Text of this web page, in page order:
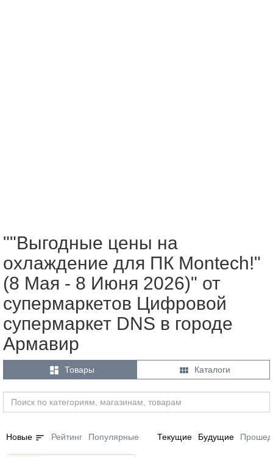
""Выгодные цены на
охлаждение для ПК Montech!"
(8 Мая - 8 Июня 2026)" от
супермаркетов Цифровой
супермаркет DNS в городе
Армавир
 Товары  Каталоги
Новые sort Рейтинг Популярные Текущие Будущие